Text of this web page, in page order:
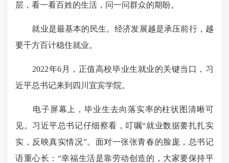
层，看一看百姓的生活，问一问群众的期盼。
就业是最基本的民生。经济发展越是承压前行，越
要千方百计稳住就业。
2022年6月，正值高校毕业生就业的关键当口，习
近平总书记来到四川宜宾学院。
电子屏幕上，毕业生去向落实率的柱状图清晰可
见。习近平总书记仔细察看，叮嘱“就业数据要扎扎实
实，反映真实情况”。面对一张张青春的脸庞，总书记
语重心长：“幸福生活是靠劳动创造的，大家要保持平